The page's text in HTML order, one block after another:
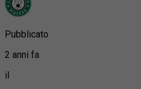
Pubblicato
2 anni fa
il